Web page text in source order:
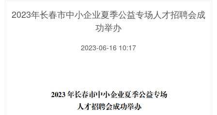
2023年长春市中小企业夏季公益专场人才招聘会成
功举办
2023-06-16 10:17